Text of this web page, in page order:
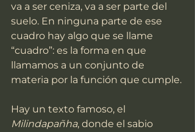
va a ser ceniza, va a ser parte del
suelo. En ninguna parte de ese
cuadro hay algo que se llame
“cuadro”: es la forma en que
llamamos a un conjunto de
materia por la función que cumple.
Hay un texto famoso, el
Milindapañha, donde el sabio